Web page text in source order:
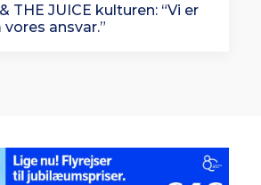
THE JUICE kulturen: “Vi er
ansvar.”